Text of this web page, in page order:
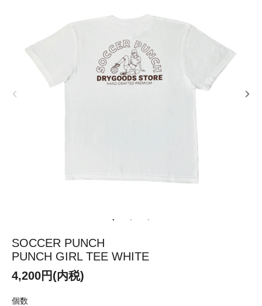
SOCCER PUNCH
PUNCH GIRL TEE WHITE
4,200円(内税)
個数